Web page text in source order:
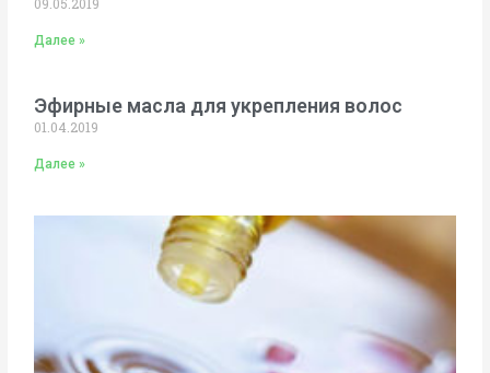
Далее »
Эфирные масла для укрепления волос
01.04.2019
Далее »